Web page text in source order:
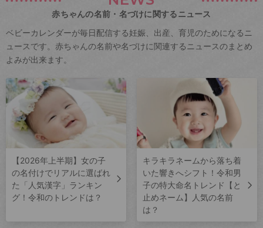
赤ちゃんの名前・名づけに関するニュース
ベビーカレンダーが毎日配信する妊娠、出産、育児のためになるニ
ュースです。赤ちゃんの名前や名づけに関連するニュースのまとめ
よみが出来ます。
【2026年上半期】女の子
の名付けでリアルに選ばれ
た「人気漢字」ランキン
グ！令和のトレンドは？
キラキラネームから落ち着
いた響きへシフト！令和男
子の特大命名トレンド【と
止めネーム】人気の名前
は？